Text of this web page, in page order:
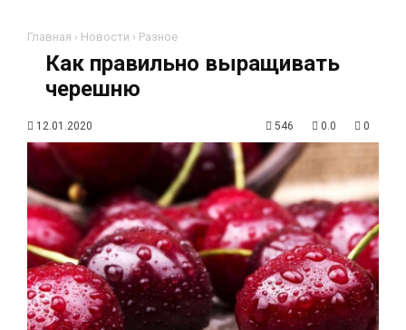
Главная › Новости › Разное
Как правильно выращивать
черешню
12.01.2020 546 0.0 0